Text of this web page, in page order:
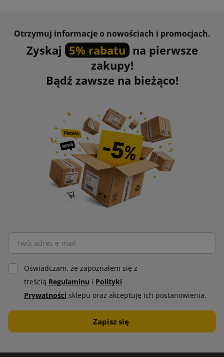
Otrzymuj informacje o nowościach i promocjach.
Zyskaj 5% rabatu na pierwsze
zakupy!
Bądź zawsze na bieżąco!
Oświadczam, że zapoznałem się z
treścią Regulaminu i Polityki
Prywatności sklepu oraz akceptuję ich postanowienia.